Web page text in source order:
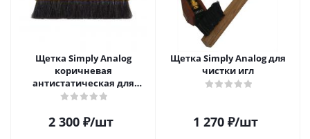
Щетка Simply Analog
коричневая
антистатическая для
чистки виниловых
2 300₽/шт
Щетка Simply Analog для
чистки игл
1 270₽/шт